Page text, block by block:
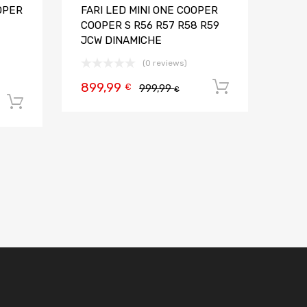
FARI LED MINI ONE COOPER
COOPER S R56 R57 R58 R59
JCW DINAMICHE
(0 reviews)
999,99€
899,99 €